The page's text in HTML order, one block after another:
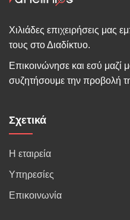
Χιλιάδες επιχειρήσεις μας
τους στο Διαδίκτυο.
Επικοινώνησε και εσύ μαζί
συζητήσουμε την προβολή
Σχετικά
Η εταιρεία
Υπηρεσίες
Επικοινωνία